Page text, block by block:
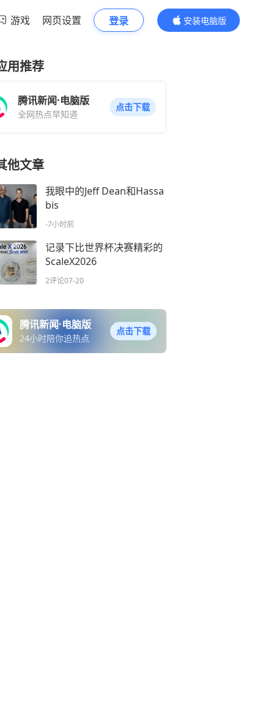
游戏 网页设置 登录
安装电脑版
内容更精彩
用推荐
腾讯新闻·电脑版
全网热点早知道
点击下载
他文章
我眼中的Jeff Dean和Hassa
bis
-7小时前
记录下比世界杯决赛精彩的
ScaleX2026
2评论07-20
腾讯新闻·电脑版
24小时陪你追热点
点击下载